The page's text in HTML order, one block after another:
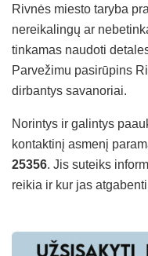
Rivnės miesto taryba
nereikalingų ar
tinkamas naudoti
Parvežimu pasirūpins
dirbantys savanoriai.
Norintys ir galintys
kontaktinį asmenį
25356. Jis suteiks
reikia ir kur jas